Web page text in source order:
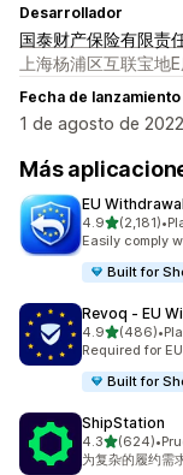
Desarrollador
国泰财产保险有限责
上海杨浦区互联宝地
Fecha de lanzamiento
1 de agosto de 2022
Más
EU
4.9de 5(2,181)
2181 reseñas
•
Easily comply
Built for
Revoq ‑ EU
4.9de 5(486)
486 reseñas
•
Required for
Built for
ShipStation
4.3de 5(624)
624 reseñas
•
为复杂的履约需